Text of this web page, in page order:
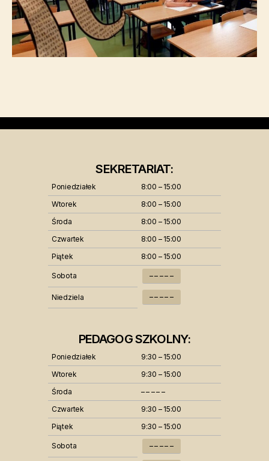
SEKRETARIAT:
Poniedziałek
8:00 – 15:00
Wtorek
8:00 – 15:00
Środa
8:00 – 15:00
Czwartek
8:00 – 15:00
Piątek
8:00 – 15:00
Sobota – – – – –
Niedziela – – – – –
PEDAGOG SZKOLNY:
Poniedziałek
9:30 – 15:00
Wtorek
9:30 – 15:00
Środa
– – – – –
Czwartek
9:30 – 15:00
Piątek
9:30 – 15:00
Sobota – – – – –